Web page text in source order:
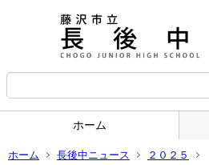
ホーム
ホーム 長後中ニュース
２０２５